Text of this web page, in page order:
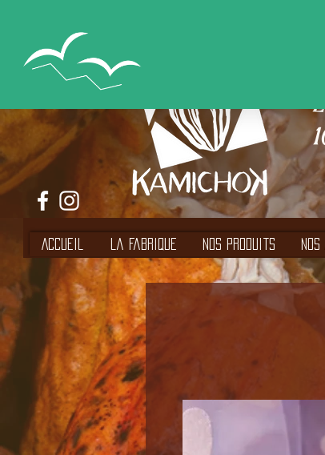
Accueil La Fabrique Nos Produits